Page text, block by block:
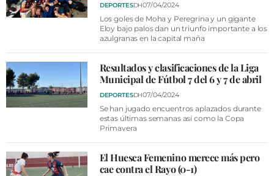
DEPORTESDH07/04/2024
Los goles de Moha y Peregrina y un gigante
Eloy bajo palos dan un triunfo importante a los
azulgranas en la capital maña
Resultados y clasificaciones de la Liga
Municipal de Fútbol 7 del 6 y 7 de abril
DEPORTESDH07/04/2024
Se han jugado encuentros aplazados durante
estas últimas semanas así como la Copa
Primavera
El Huesca Femenino merece más pero
cae contra el Rayo (0-1)